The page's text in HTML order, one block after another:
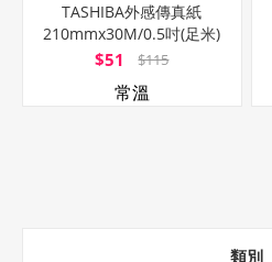
TASHIBA外感傳真紙
210mmx30M/0.5吋(足米)
$51 $115
常溫
類別